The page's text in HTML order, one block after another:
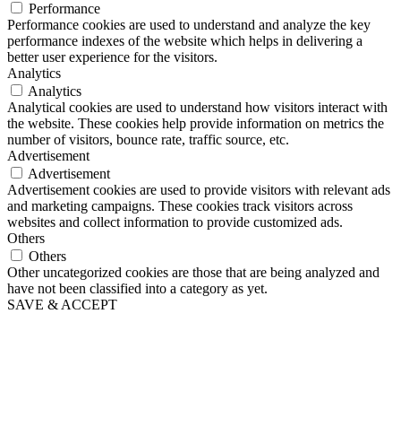
Performance
Performance cookies are used to understand and analyze the key
performance indexes of the website which helps in delivering a
better user experience for the visitors.
Analytics
Analytics
Analytical cookies are used to understand how visitors interact with
the website. These cookies help provide information on metrics the
number of visitors, bounce rate, traffic source, etc.
Advertisement
Advertisement
Advertisement cookies are used to provide visitors with relevant ads
and marketing campaigns. These cookies track visitors across
websites and collect information to provide customized ads.
Others
Others
Other uncategorized cookies are those that are being analyzed and
have not been classified into a category as yet.
SAVE & ACCEPT